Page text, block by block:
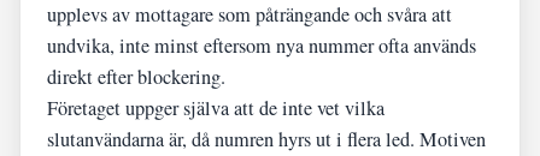
upplevs av mottagare som påträngande och svåra att
undvika, inte minst eftersom nya nummer ofta används
direkt efter blockering.
Företaget uppger själva att de inte vet vilka
slutanvändarna är, då numren hyrs ut i flera led. Motiven